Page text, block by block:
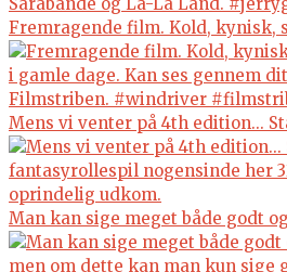
Fremragende film. Kold, kynisk,
Mens vi venter på 4th edition...
Man kan sige meget både godt